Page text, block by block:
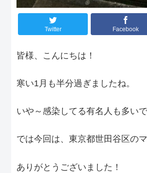
Twitter Facebook
皆様、こんにちは！
寒い1月も半分過ぎましたね。
いや～感染してる有名人も多い
では今回は、東京都世田谷区の
ありがとうございました！